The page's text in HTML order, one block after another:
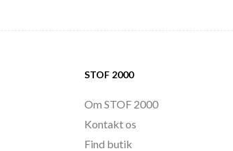
STOF 2000
Om STOF 2000
Kontakt os
Find butik